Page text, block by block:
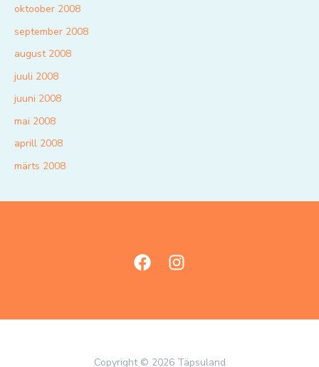
oktoober 2008
september 2008
august 2008
juuli 2008
juuni 2008
mai 2008
aprill 2008
märts 2008
Copyright © 2026 Täpsuland